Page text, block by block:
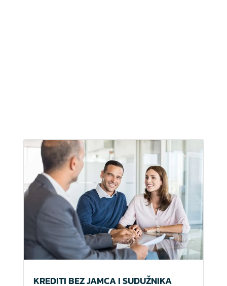
KREDITI BEZ JAMCA I SUDUŽNIKA